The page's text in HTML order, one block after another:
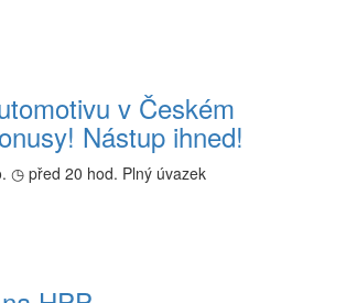
v Českém
Nástup ihned!
◷ před 20 hod. Plný úvazek